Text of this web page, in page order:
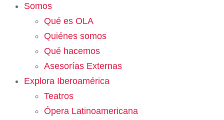
Somos
Qué es OLA
Quiénes somos
Qué hacemos
Asesorías Externas
Explora Iberoamérica
Teatros
Ópera Latinoamericana